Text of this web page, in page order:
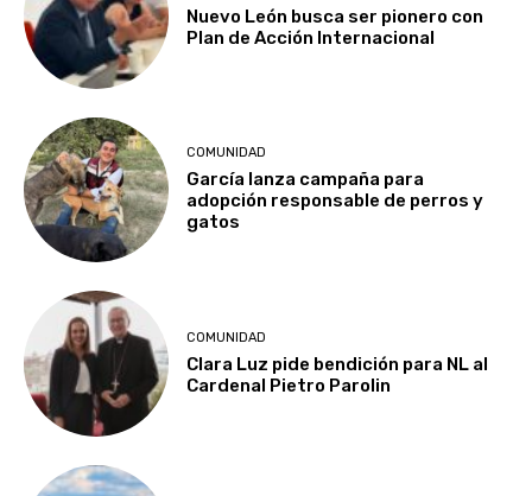
Nuevo León busca ser pionero con
Plan de Acción Internacional
COMUNIDAD
García lanza campaña para
adopción responsable de perros y
gatos
COMUNIDAD
Clara Luz pide bendición para NL al
Cardenal Pietro Parolin